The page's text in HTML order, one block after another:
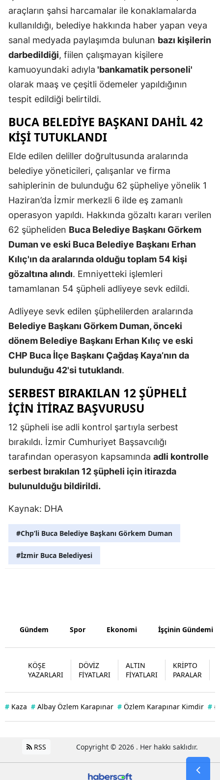
Kayseri
Kırklareli
Kocaeli
Manisa
Mardin
Muğla
Muş
Nevşehir
Rize
Sakarya
Samsun
Sinop
Tokat
Karaman
Kırıkkale
Şırnak
Ardahan
araçların şahsi harcamalar ile konaklamalarda
kullanıldığı, belediye hakkında haber yapan veya
sanal medyada paylaşımda bulunan bazı kişilerin
darbedildiği, fiilen çalışmayan kişilere
kamuoyundaki adıyla 'bankamatik personeli'
olarak maaş ve çeşitli ödemeler yapıldığının
tespit edildiği belirtildi.
BUCA BELEDIYE BAŞKANI DAHIL 42
KIŞI TUTUKLANDI
Elde edilen deliller doğrultusunda aralarında
belediye yöneticileri, çalışanlar ve firma
sahiplerinin de bulunduğu 62 şüpheliye yönelik 1
Haziran’da İzmir merkezli 6 ilde eş zamanlı
operasyon yapıldı. Hakkında gözaltı kararı verilen
62 şüpheliden Buca Belediye Başkanı Görkem
Duman ve eski Buca Belediye Başkanı Erhan
Kılıç'ın da aralarında olduğu toplam 54 kişi
gözaltına alındı. Emniyetteki işlemleri
tamamlanan 54 şüpheli adliyeye sevk edildi.
Adliyeye sevk edilen şüphelilerden aralarında
Belediye Başkanı Görkem Duman, önceki
dönem Belediye Başkanı Erhan Kılıç ve eski
CHP Buca İlçe Başkanı Çağdaş Kaya’nın da
bulunduğu 42'si tutuklandı.
SERBEST BIRAKILAN 12 ŞÜPHELI
İÇIN İTIRAZ BAŞVURUSU
12 şüpheli ise adli kontrol şartıyla serbest
bırakıldı. İzmir Cumhuriyet Başsavcılığı
tarafından operasyon kapsamında adli kontrolle
serbest bırakılan 12 şüpheli için itirazda
bulunulduğu bildirildi.
Kaynak: DHA
#Chp’li Buca Belediye Başkanı Görkem Duman
#İzmir Buca Belediyesi
Gündem Spor Ekonomi İşçinin Gündemi
KÖŞE
YAZARLARI
DÖVİZ
FİYATLARI
ALTIN
FİYATLARI
KRİPTO
PARALAR
# Kaza # Albay Özlem Karapınar # Özlem Karapınar Kimdir #
RSS Copyright © 2026 . Her hakkı saklıdır.